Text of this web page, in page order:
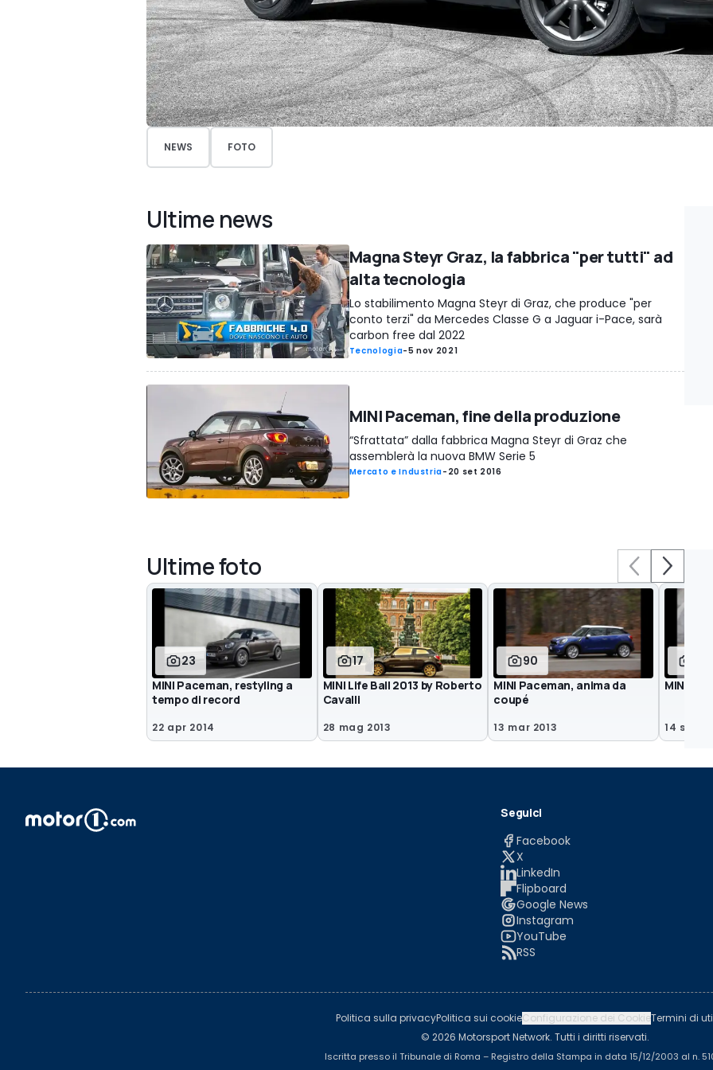
NEWS FOTO
Ultime news
Magna Steyr Graz, la fabbrica "per tutti" ad
alta tecnologia
Lo stabilimento Magna Steyr di Graz, che produce "per
conto terzi" da Mercedes Classe G a Jaguar i-Pace, sarà
carbon free dal 2022
Tecnologia-5 nov 2021
MINI Paceman, fine della produzione
“Sfrattata” dalla fabbrica Magna Steyr di Graz che
assemblerà la nuova BMW Serie 5
Mercato e Industria- 20 set 2016
Ultime foto
23
MINI Paceman, restyling a
tempo di record
22 apr 2014
17
MINI Life Ball 2013 by Roberto
Cavalli
28 mag 2013
90
MINI Paceman, anima da
coupé
13 mar 2013
MINI
14 set
Seguici
Facebook
X
LinkedIn
Flipboard
Google News
Instagram
YouTube
RSS
Politica sulla privacyPolitica sui cookieConfigurazione dei CookieTermini di
© 2026 Motorsport Network. Tutti i diritti riservati.
Iscritta presso il Tribunale di Roma – Registro della Stampa in data 15/12/2003 al n.